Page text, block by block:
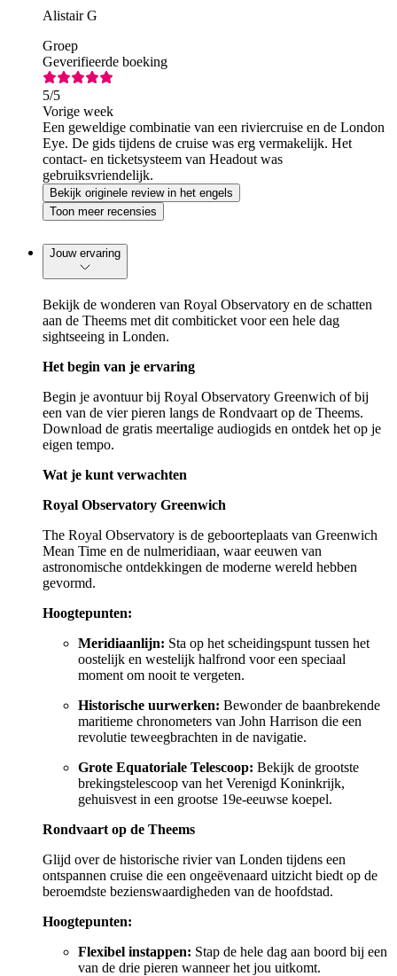
Alistair G
Groep
Geverifieerde boeking
5/5
Vorige week
Een geweldige combinatie van een riviercruise en de London
Eye. De gids tijdens de cruise was erg vermakelijk. Het
contact- en ticketsysteem van Headout was
gebruiksvriendelijk.
Bekijk originele review in het engels
Toon meer recensies
Jouw ervaring
Bekijk de wonderen van Royal Observatory en de schatten
aan de Theems met dit combiticket voor een hele dag
sightseeing in Londen.
Het begin van je ervaring
Begin je avontuur bij Royal Observatory Greenwich of bij
een van de vier pieren langs de Rondvaart op de Theems.
Download de gratis meertalige audiogids en ontdek het op je
eigen tempo.
Wat je kunt verwachten
Royal Observatory Greenwich
The Royal Observatory is de geboorteplaats van Greenwich
Mean Time en de nulmeridiaan, waar eeuwen van
astronomische ontdekkingen de moderne wereld hebben
gevormd.
Hoogtepunten:
Meridiaanlijn: Sta op het scheidingspunt tussen het
oostelijk en westelijk halfrond voor een speciaal
moment om nooit te vergeten.
Historische uurwerken: Bewonder de baanbrekende
maritieme chronometers van John Harrison die een
revolutie teweegbrachten in de navigatie.
Grote Equatoriale Telescoop: Bekijk de grootste
brekingstelescoop van het Verenigd Koninkrijk,
gehuisvest in een grootse 19e-eeuwse koepel.
Rondvaart op de Theems
Glijd over de historische rivier van Londen tijdens een
ontspannen cruise die een ongeëvenaard uitzicht biedt op de
beroemdste bezienswaardigheden van de hoofdstad.
Hoogtepunten:
Flexibel instappen: Stap de hele dag aan boord bij een
van de drie pieren wanneer het jou uitkomt.